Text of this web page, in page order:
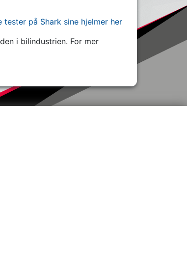
tester på Shark sine hjelmer her
i bilindustrien. For mer